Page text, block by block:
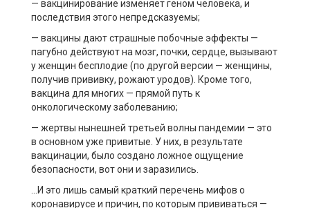
— вакцинирование изменяет геном человека, и
последствия этого непредсказуемы;
— вакцины дают страшные побочные эффекты —
пагубно действуют на мозг, почки, сердце, вызывают
у женщин бесплодие (по другой версии — женщины,
получив прививку, рожают уродов). Кроме того,
вакцина для многих — прямой путь к
онкологическому заболеванию;
— жертвы нынешней третьей волны пандемии — это
в основном уже привитые. У них, в результате
вакцинации, было создано ложное ощущение
безопасности, вот они и заразились.
…И это лишь самый краткий перечень мифов о
коронавирусе и причин, по которым прививаться —